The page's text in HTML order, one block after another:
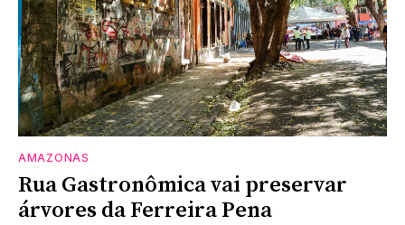
AMAZONAS
Rua Gastronômica vai preservar
árvores da Ferreira Pena